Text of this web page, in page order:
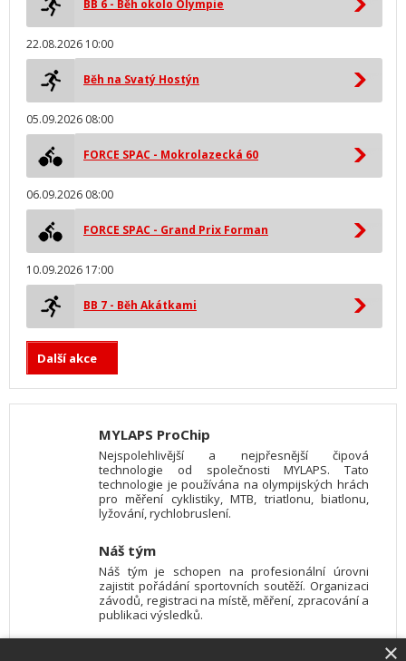
BB 6 - Běh okolo Olympie
22.08.2026 10:00
Běh na Svatý Hostýn
05.09.2026 08:00
FORCE SPAC - Mokrolazecká 60
06.09.2026 08:00
FORCE SPAC - Grand Prix Forman
10.09.2026 17:00
BB 7 - Běh Akátkami
Další akce
MYLAPS ProChip
Nejspolehlivější a nejpřesnější čipová
technologie od společnosti MYLAPS. Tato
technologie je používána na olympijských hrách
pro měření cyklistiky, MTB, triatlonu, biatlonu,
lyžování, rychlobruslení.
Náš tým
Náš tým je schopen na profesionální úrovni
zajistit pořádání sportovních soutěží. Organizaci
závodů, registraci na místě, měření, zpracování a
publikaci výsledků.
×